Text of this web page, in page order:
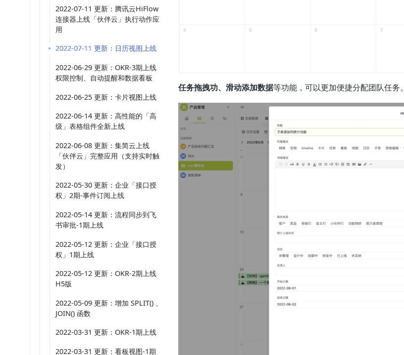
2022-07-11 更新：腾讯云HiFlow
连接器上线「伙伴云」执行动作应
用
2022-07-11 更新：日历视图上线
2022-06-29 更新：OKR-3期上线
权限控制、自动提醒和数据看板
2022-06-25 更新：卡片视图上线
2022-06-14 更新：高性能的「高
级」表格组件全新上线
2022-06-08 更新：集简云上线
「伙伴云」完整应用（支持实时触
发）
2022-05-30 更新：企业「接口授
权」2期-事件订阅上线
2022-05-14 更新：流程同步到飞
书审批-1期上线
2022-05-12 更新：企业「接口授
权」1期上线
2022-05-12 更新：OKR-2期上线
H5版
2022-05-09 更新：增加 SPLIT() 、
JOIN() 函数
2022-03-31 更新：OKR-1期上线
2022-03-31 更新：看板视图-1期
任务拖拽功、滑动添加数据等功能，可以更加便捷分配团队任务。